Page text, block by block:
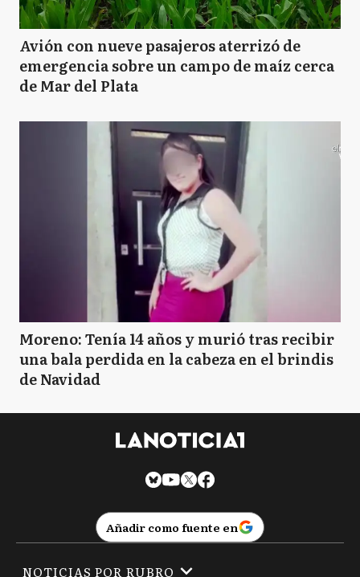
Avión con nueve pasajeros aterrizó de
emergencia sobre un campo de maíz cerca
de Mar del Plata
Moreno: Tenía 14 años y murió tras recibir
una bala perdida en la cabeza en el brindis
de Navidad
Añadir como fuente en
NOTICIAS POR RUBRO